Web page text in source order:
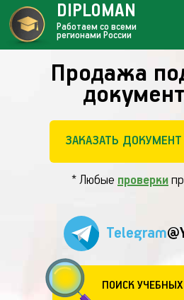
Продажа
ЗАКАЗАТЬ ДОКУМЕНТ
* Любые проверки
Telegram
ПОИСК
DIPLOMAN
Работаем со всеми
регионами России